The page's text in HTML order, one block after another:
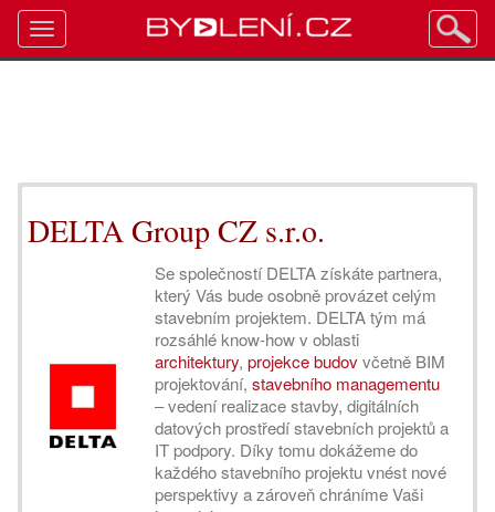
DELTA Group CZ s.r.o.
Se společností DELTA získáte partnera,
který Vás bude osobně provázet celým
stavebním projektem. DELTA tým má
rozsáhlé know-how v oblasti
architektury, projekce budovvčetně BIM
projektování, stavebního managementu
– vedení realizace stavby, digitálních
datových prostředí stavebních projektů a
IT podpory. Díky tomu dokážeme do
každého stavebního projektu vnést nové
perspektivy a zároveň chráníme Vaši
Toggle
navigation